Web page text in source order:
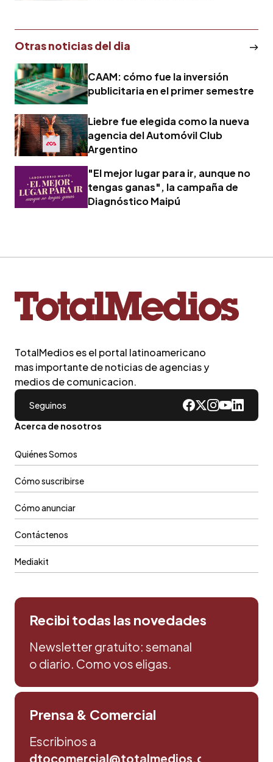
Otras noticias del dia
CAAM: cómo fue la inversión
publicitaria en el primer semestre
Liebre fue elegida como la nueva
agencia del Automóvil Club
Argentino
"El mejor lugar para ir, aunque no
tengas ganas", la campaña de
Diagnóstico Maipú
TotalMedios es el portal latinoamericano
mas importante de noticias de agencias y
medios de comunicacion.
Seguinos
Acerca de nosotros
Quiénes Somos
Cómo suscribirse
Cómo anunciar
Contáctenos
Mediakit
Recibi todas las novedades
Newsletter gratuito: semanal
o diario. Como vos eligas.
Prensa & Comercial
Escribinos a
dtocomercial@totalmedios.com